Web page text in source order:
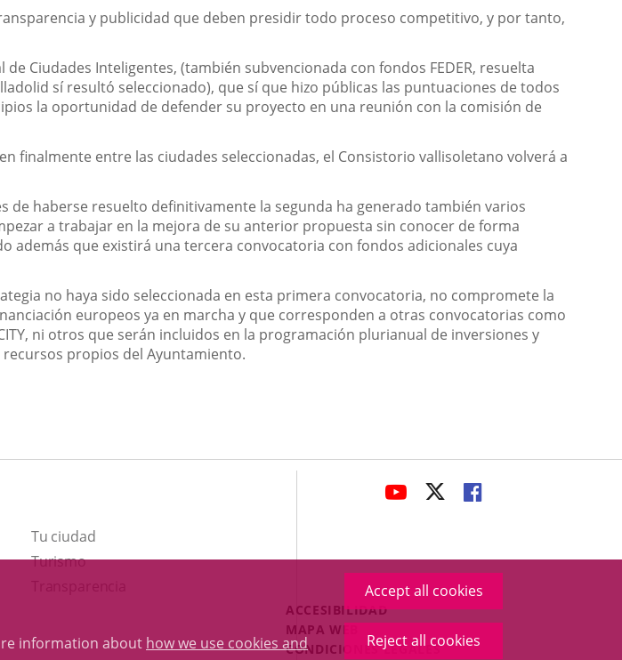
information about how we use cookies and
Accept all cookies
Reject all cookies
y publicidad que deben presidir todo proceso competitivo, y por tanto,
Ciudades Inteligentes, (también subvencionada con fondos FEDER, resuelta
sí resultó seleccionado), que sí que hizo públicas las puntuaciones de todos
la oportunidad de defender su proyecto en una reunión con la comisión de
finalmente entre las ciudades seleccionadas, el Consistorio vallisoletano volverá a
de haberse resuelto definitivamente la segunda ha generado también varios
a trabajar en la mejora de su anterior propuesta sin conocer de forma
además que existirá una tercera convocatoria con fondos adicionales cuya
no haya sido seleccionada en esta primera convocatoria, no compromete la
europeos ya en marcha y que corresponden a otras convocatorias como
ni otros que serán incluidos en la programación plurianual de inversiones y
propios del Ayuntamiento.
Tu ciudad
TurismoThis
open
LINK
APPLICATION.
LINK
APPLICATION.
LINK
APPLICATION.
Menú
Legal
Footer
ACCESIBILIDAD
MAPA WEB
CONDICIONES LEGALES